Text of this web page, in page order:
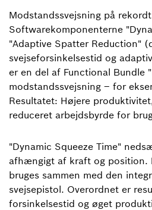
Modstandssvejsning på
Softwarekomponenterne
"Adaptive Spatter Reduction"
svejseforsinkelsestid og
er en del af Functional Bundle
modstandssvejsning – for
Resultatet: Højere
reduceret arbejdsbyrde for
"Dynamic Squeeze Time"
afhængigt af kraft og position.
bruges sammen med den
svejsepistol. Overordnet er
forsinkelsestid og øget